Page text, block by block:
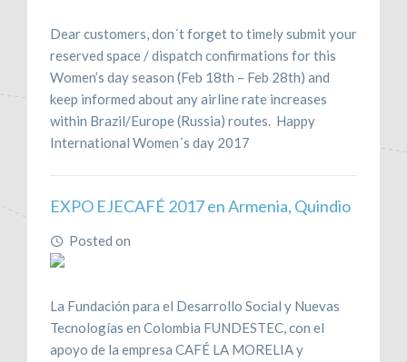
Dear customers, don´t forget to timely submit your
reserved space / dispatch confirmations for this
Women’s day season (Feb 18th – Feb 28th) and
keep informed about any airline rate increases
within Brazil/Europe (Russia) routes. Happy
International Women´s day 2017
EXPO EJECAFÉ 2017 en Armenia, Quindio
Posted on
La Fundación para el Desarrollo Social y Nuevas
Tecnologías en Colombia FUNDESTEC, con el
apoyo de la empresa CAFÉ LA MORELIA y